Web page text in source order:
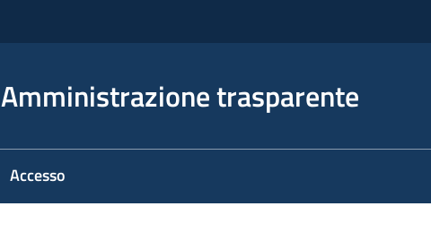
Amministrazione trasparente
Accesso